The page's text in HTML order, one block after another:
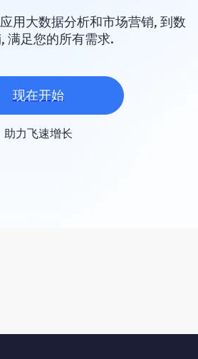
用大数据分析和市场营销, 到数
满足您的所有需求.
现在开始
助力飞速增长